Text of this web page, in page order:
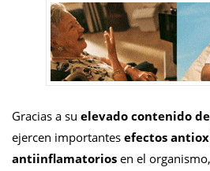
Gracias a su elevado contenido
ejercen importantes efectos
antiinflamatorios en el